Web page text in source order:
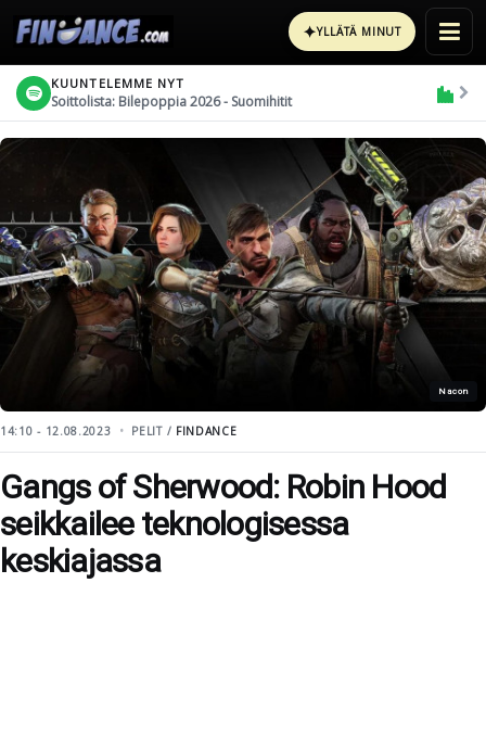
✦YLLÄTÄ MINUT
KUUNTELEMME NYT
Soittolista: Bilepoppia 2026 - Suomihitit
Nacon
14:10 - 12.08.2023 PELIT / FINDANCE
Gangs of Sherwood: Robin Hood
seikkailee teknologisessa
keskiajassa